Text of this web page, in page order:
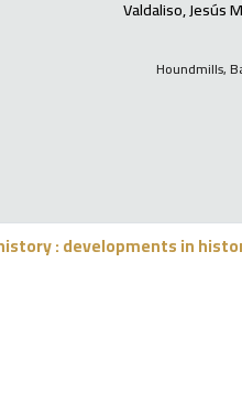
Valdaliso, Jesús
Houndmills,
: developments in